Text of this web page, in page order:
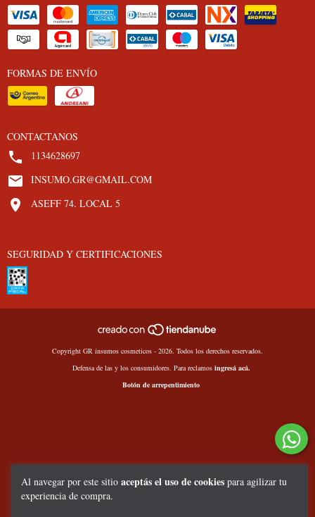
Al navegar por este sitio aceptás el uso de cookies para agilizar tu
experiencia de compra.
FORMAS DE ENVÍO
CONTACTANOS
1134628697
INSUMO.GR@GMAIL.COM
ASEFF 74. LOCAL 5
SEGURIDAD Y CERTIFICACIONES
Copyright GR insumos cosmeticos - 2026. Todos los derechos reservados.
Defensa de las y los consumidores. Para reclamos ingresá acá.
Botón de arrepentimiento